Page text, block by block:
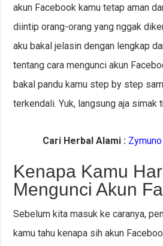
akun Facebook kamu tetap aman
diintip orang-orang yang nggak
aku bakal jelasin dengan lengkap
tentang cara mengunci akun
bakal pandu kamu step by step
terkendali. Yuk, langsung aja simak
Cari Herbal Alami :
Kenapa Kamu
Mengunci Akun
Sebelum kita masuk ke caranya,
kamu tahu kenapa sih akun